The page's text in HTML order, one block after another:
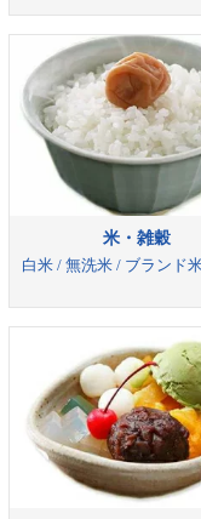
米・雑穀
白米 / 無洗米 / ブランド